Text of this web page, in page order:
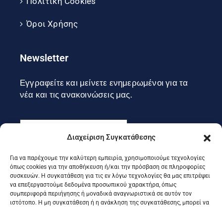
Διαχείριση Συγκατάθεσης
Για να παρέχουμε την καλύτερη εμπειρία, χρησιμοποιούμε τεχνολογίες
όπως cookies για την αποθήκευση ή/και την πρόσβαση σε πληροφορίες
συσκευών. Η συγκατάθεση για τις εν λόγω τεχνολογίες θα μας επιτρέψει
να επεξεργαστούμε δεδομένα προσωπικού χαρακτήρα, όπως
συμπεριφορά περιήγησης ή μοναδικά αναγνωριστικά σε αυτόν τον
ιστότοπο. Η μη συγκατάθεση ή η ανάκληση της συγκατάθεσης, μπορεί να
Όροι Χρήσης
Newsletter
Εγγραφείτε και μείνετε ενημερωμένοι για τα
νέα και τις ανακοινώσεις μας.
Εγγραφή
Ακολουθήστε μας στα social